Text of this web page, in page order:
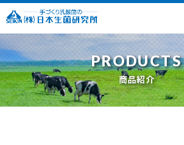
PRODUCTS
商品紹介